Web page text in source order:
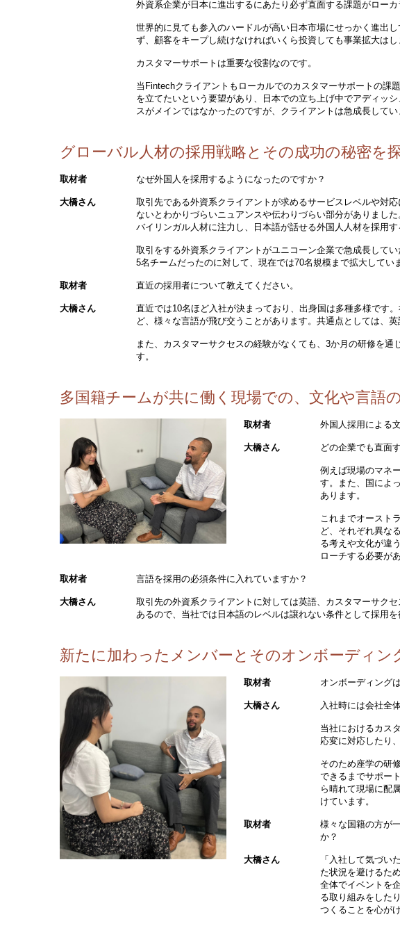
外資系企業が日本に進出するにあたり必ず直面する課題がローカ
世界的に見ても参入のハードルが高い日本市場にせっかく進出
ず、顧客をキープし続けなければいくら投資しても事業拡大はし
カスタマーサポートは重要な役割なのです。
当Fintechクライアントもローカルでのカスタマーサポートの課
を立てたいという要望があり、日本での立ち上げ中でアディッ
スがメインではなかったのですが、クライアントは急成長してい
グローバル人材の採用戦略とその成功の秘密を
取材者 なぜ外国人を採用するようになったのですか？
大橋さん
取引先である外資系クライアントが求めるサービスレベルや対
ないとわかりづらいニュアンスや伝わりづらい部分がありまし
バイリンガル人材に注力し、日本語が話せる外国人人材を採用す
取引をする外資系クライアントがユニコーン企業で急成長して
5名チームだったのに対して、現在では70名規模まで拡大してい
取材者 直近の採用者について教えてください。
大橋さん
直近では10名ほど入社が決まっており、出身国は多種多様です
ど、様々な言語が飛び交うことがあります。共通点としては、
また、カスタマーサクセスの経験がなくても、3か月の研修を
す。
多国籍チームが共に働く現場での、文化や言語
取材者 外国人採用による
大橋さん どの企業でも直面
例えば現場のマネ
す。また、国によ
あります。
これまでオースト
ど、それぞれ異な
る考えや文化が違
ローチする必要が
取材者 言語を採用の必須条件に入れていますか？
大橋さん
取引先の外資系クライアントに対しては英語、カスタマーサク
あるので、当社では日本語のレベルは譲れない条件として採用を
新たに加わったメンバーとそのオンボーディン
取材者 オンボーディング
大橋さん 入社時には会社全
当社におけるカス
応変に対応したり
そのため座学の研
できるまでサポー
ら晴れて現場に配
けています。
取材者
様々な国籍の方が
か？
大橋さん
「入社して気づい
た状況を避けるた
全体でイベントを
る取り組みをした
つくることを心が